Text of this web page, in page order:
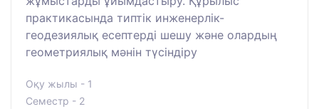
практикасында типтік инженерлік-
геодезиялық есептерді шешу және олардың
геометриялық мәнін түсіндіру
Оқу жылы - 1
Семестр - 2